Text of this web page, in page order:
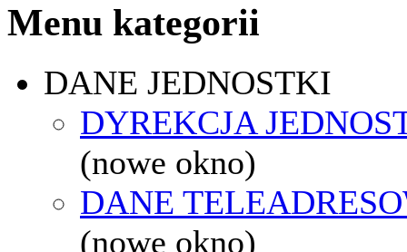
Menu kategorii
DANE JEDNOSTKI
DYREKCJA
(nowe okno)
DANE
(nowe okno)